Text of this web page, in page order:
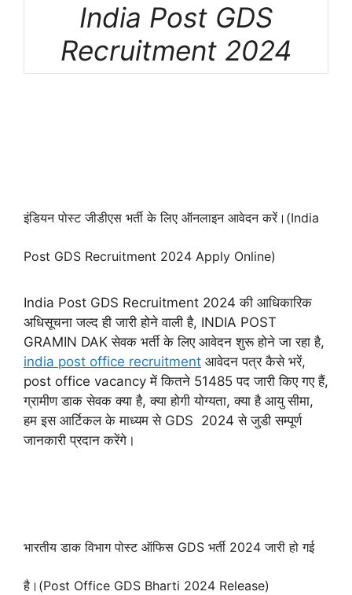
India Post GDS
Recruitment 2024
इंडियन पोस्ट जीडीएस भर्ती के लिए ऑनलाइन आवेदन करें।(India
Post GDS Recruitment 2024 Apply Online)
India Post GDS Recruitment 2024 की आधिकारिक
अधिसूचना जल्द ही जारी होने वाली है, INDIA POST
GRAMIN DAK सेवक भर्ती के लिए आवेदन शुरू होने जा रहा है,
india post office recruitment आवेदन पत्र कैसे भरें,
post office vacancy में कितने 51485 पद जारी किए गए हैं,
ग्रामीण डाक सेवक क्या है, क्या होगी योग्यता, क्या है आयु सीमा,
हम इस आर्टिकल के माध्यम से GDS 2024 से जुडी सम्पूर्ण
जानकारी प्रदान करेंगे।
भारतीय डाक विभाग पोस्ट ऑफिस GDS भर्ती 2024 जारी हो गई
है।(Post Office GDS Bharti 2024 Release)